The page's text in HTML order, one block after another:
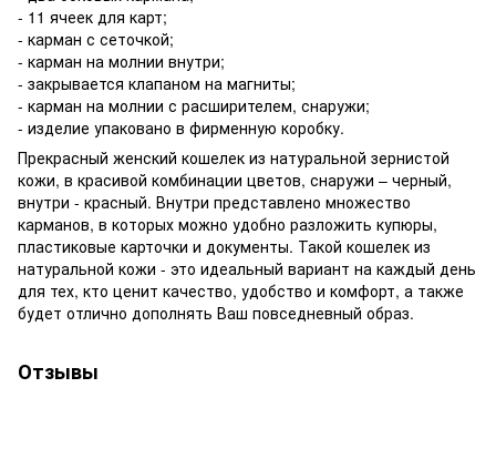
- 11 ячеек для карт;
- карман с сеточкой;
- карман на молнии внутри;
- закрывается клапаном на магниты;
- карман на молнии с расширителем, снаружи;
- изделие упаковано в фирменную коробку.
Прекрасный женский кошелек из натуральной зернистой
кожи, в красивой комбинации цветов, снаружи – черный,
внутри - красный. Внутри представлено множество
карманов, в которых можно удобно разложить купюры,
пластиковые карточки и документы. Такой кошелек из
натуральной кожи - это идеальный вариант на каждый день
для тех, кто ценит качество, удобство и комфорт, а также
будет отлично дополнять Ваш повседневный образ.
Отзывы